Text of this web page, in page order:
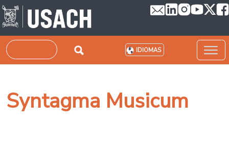
Pasar al contenido principal
Buscar IDIOMAS
Syntagma Musicum